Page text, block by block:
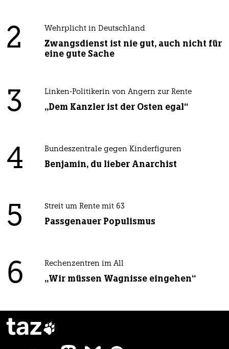
2 Wehrplicht in Deutschland
Zwangsdienst ist nie gut, auch nicht für
eine gute Sache
3 Linken-Politikerin von Angern zur Rente
„Dem Kanzler ist der Osten egal“
4 Bundeszentrale gegen Kinderfiguren
Benjamin, du lieber Anarchist
5 Streit um Rente mit 63
Passgenauer Populismus
6 Rechenzentren im All
„Wir müssen Wagnisse eingehen“
taz